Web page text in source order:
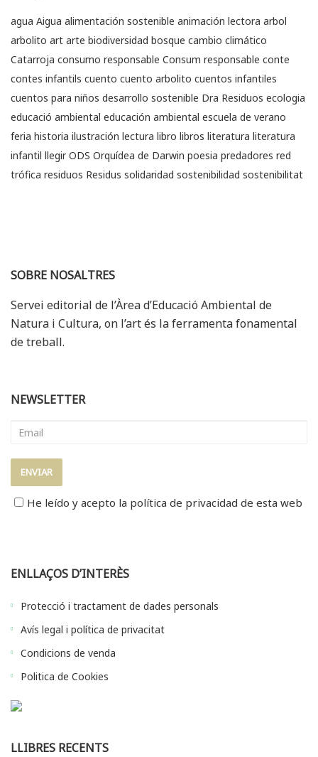
agua Aigua alimentación sostenible animación lectora arbol
arbolito art arte biodiversidad bosque cambio climático
Catarroja consumo responsable Consum responsable conte
contes infantils cuento cuento arbolito cuentos infantiles
cuentos para niños desarrollo sostenible Dra Residuos ecologia
educació ambiental educación ambiental escuela de verano
feria historia ilustración lectura libro libros literatura literatura
infantil llegir ODS Orquídea de Darwin poesia predadores red
trófica residuos Residus solidaridad sostenibilidad sostenibilitat
SOBRE NOSALTRES
Servei editorial de l’Àrea d’Educació Ambiental de
Natura i Cultura, on l’art és la ferramenta fonamental
de treball.
NEWSLETTER
He leído y acepto la política de privacidad de esta web
ENLLAÇOS D’INTERÈS
Protecció i tractament de dades personals
Avís legal i política de privacitat
Condicions de venda
Politica de Cookies
LLIBRES RECENTS